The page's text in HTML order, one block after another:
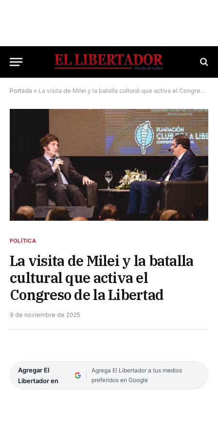
Portada » La visita de Milei y la batalla cultural que activa el Congreso de la Libertad
POLÍTICA
La visita de Milei y la batalla
cultural que activa el
Congreso de la Libertad
9 de noviembre de 2025
Agregar El
Libertador en
Agrega El Libertador a tus medios
preferidos en Google